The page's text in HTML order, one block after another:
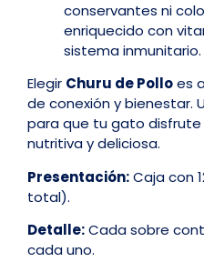
conservantes ni
enriquecido con
sistema inmunitario.
Elegir Churu de Polloes
de conexión y bienestar.
para que tu gato
nutritiva y deliciosa.
Presentación:Caja con
total).
Detalle:Cada sobre
cada uno.